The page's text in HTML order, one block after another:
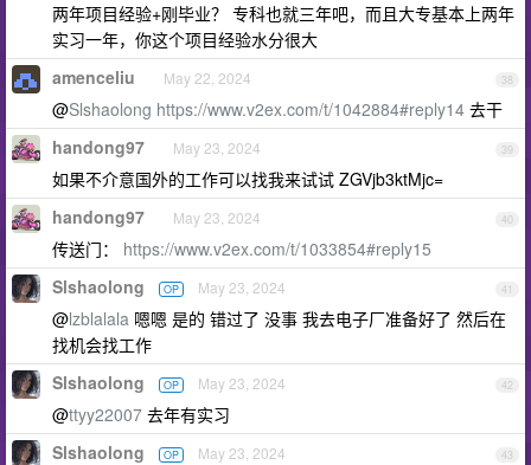
两年项目经验+刚毕业？ 专科也就三年吧，而且大专基本上两年
实习一年，你这个项目经验水分很大
38
amenceliu May 22, 2024
@Slshaolong https://www.v2ex.com/t/1042884#reply14 去干
39
handong97 May 23, 2024
如果不介意国外的工作可以找我来试试 ZGVjb3ktMjc=
40
handong97 May 23, 2024
传送门： https://www.v2ex.com/t/1033854#reply15
41
Slshaolong OP May 23, 2024
@lzblalala 嗯嗯 是的 错过了 没事 我去电子厂准备好了 然后在
找机会找工作
42
Slshaolong OP May 23, 2024
@ttyy22007 去年有实习
43
Slshaolong OP May 23, 2024